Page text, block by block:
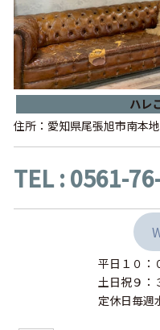
ハレ
住所：愛知県尾張旭市南本
TEL : 0561-
平日１０：
土日祝９：
定休日毎週